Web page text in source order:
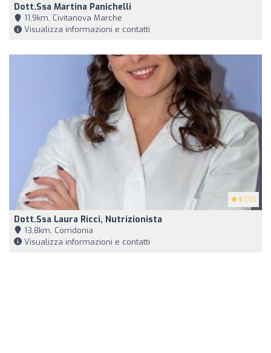
Dott.ssa Martina Panichelli
11,9km, Civitanova Marche
Visualizza informazioni e contatti
5 (10)
Dott.ssa Laura Ricci, Nutrizionista
13,8km, Corridonia
Visualizza informazioni e contatti